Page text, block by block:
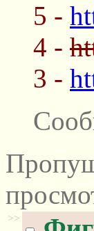
5 -
4 -
3 -
>>